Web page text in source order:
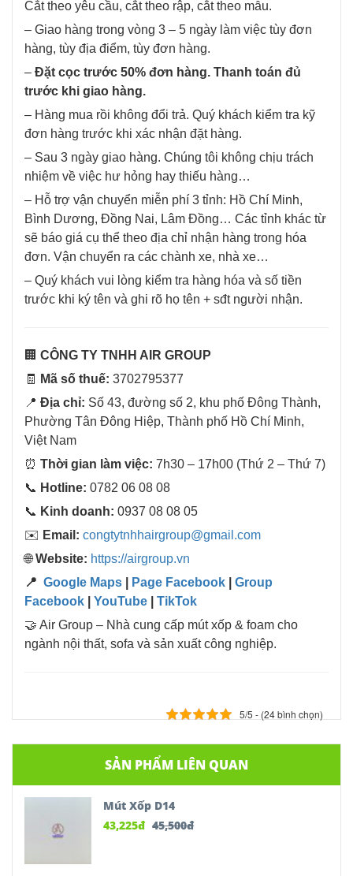
Cắt theo yêu cầu, cắt theo rập, cắt theo mẫu.
– Giao hàng trong vòng 3 – 5 ngày làm việc tùy đơn
hàng, tùy địa điểm, tùy đơn hàng.
– Đặt cọc trước 50% đơn hàng. Thanh toán đủ
trước khi giao hàng.
– Hàng mua rồi không đổi trả. Quý khách kiểm tra kỹ
đơn hàng trước khi xác nhận đặt hàng.
– Sau 3 ngày giao hàng. Chúng tôi không chịu trách
nhiệm về việc hư hỏng hay thiếu hàng…
– Hỗ trợ vận chuyển miễn phí 3 tỉnh: Hồ Chí Minh,
Bình Dương, Đồng Nai, Lâm Đồng… Các tỉnh khác từ
sẽ báo giá cụ thể theo địa chỉ nhận hàng trong hóa
đơn. Vận chuyển ra các chành xe, nhà xe…
– Quý khách vui lòng kiểm tra hàng hóa và số tiền
trước khi ký tên và ghi rõ họ tên + sđt người nhận.
🏢 CÔNG TY TNHH AIR GROUP
🧾
Mã số thuế: 3702795377
📍 Địa chỉ: Số 43, đường số 2, khu phố Đông Thành,
Phường Tân Đông Hiệp, Thành phố Hồ Chí Minh,
Việt Nam
⏰ Thời gian làm việc: 7h30 – 17h00 (Thứ 2 – Thứ 7)
📞 Hotline: 0782 06 08 08
📞 Kinh doanh: 0937 08 08 05
✉️ Email: congtytnhhairgroup@gmail.com
🌐Website: https://airgroup.vn
📍 Google Maps Page Facebook
Group
Facebook
YouTube
TikTok
🤝 Air Group – Nhà cung cấp mút xốp & foam cho
ngành nội thất, sofa và sản xuất công nghiệp.
5/5 - (24 bình chọn)
SẢN PHẨM LIÊN QUAN
Mút Xốp D14
43,225đ 45,500đ